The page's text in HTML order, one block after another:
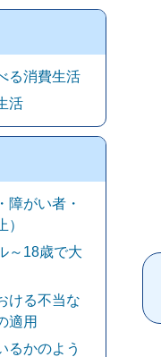
る消費生活
活
障がい者・
～18歳で大
ける不当な
適用
るかのよう